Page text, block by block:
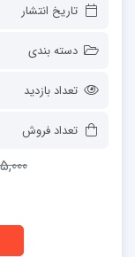
تاریخ انتشار
دسته بندی
تعداد بازدید
تعداد فروش